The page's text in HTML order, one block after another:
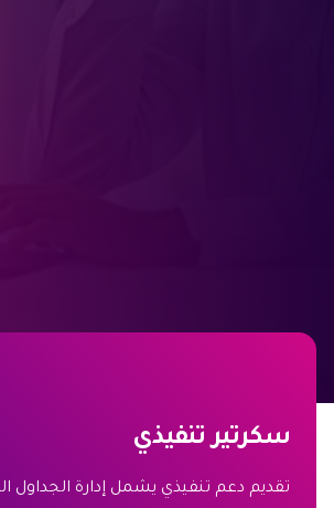
سكرتير تنفيذي
تقديم دعم تنفيذي يشمل إدارة الجداول